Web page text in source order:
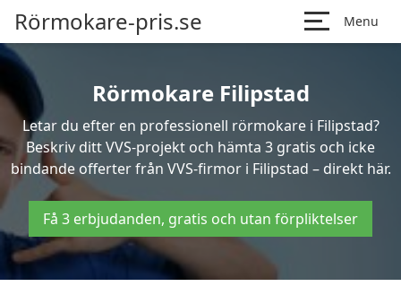
Rörmokare-pris.se Menu
Rörmokare Filipstad
Letar du efter en professionell rörmokare i Filipstad?
Beskriv ditt VVS-projekt och hämta 3 gratis och icke
bindande offerter från VVS-firmor i Filipstad – direkt här.
Få 3 erbjudanden, gratis och utan förpliktelser